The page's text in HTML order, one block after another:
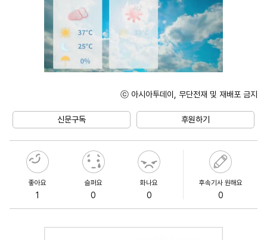
ⓒ 아시아투데이, 무단전재 및 재배포 금지
신문구독 후원하기
좋아요
1
슬퍼요
0
화나요
0
후속기사 원해요
0